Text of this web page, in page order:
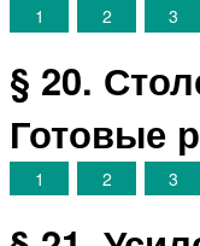
1 2 3
§ 20.
Готовые
1 2 3